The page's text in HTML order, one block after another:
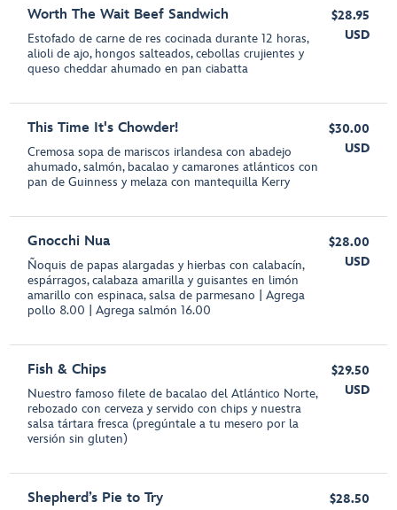
Worth The Wait Beef Sandwich
Estofado de carne de res cocinada durante 12 horas,
alioli de ajo, hongos salteados, cebollas crujientes y
queso cheddar ahumado en pan ciabatta
$28.95
USD
This Time It's Chowder!
Cremosa sopa de mariscos irlandesa con abadejo
ahumado, salmón, bacalao y camarones atlánticos con
pan de Guinness y melaza con mantequilla Kerry
$30.00
USD
Gnocchi Nua
Ñoquis de papas alargadas y hierbas con calabacín,
espárragos, calabaza amarilla y guisantes en limón
amarillo con espinaca, salsa de parmesano | Agrega
pollo 8.00 | Agrega salmón 16.00
$28.00
USD
Fish & Chips
Nuestro famoso filete de bacalao del Atlántico Norte,
rebozado con cerveza y servido con chips y nuestra
salsa tártara fresca (pregúntale a tu mesero por la
versión sin gluten)
$29.50
USD
Shepherd’s Pie to Try
$28.50